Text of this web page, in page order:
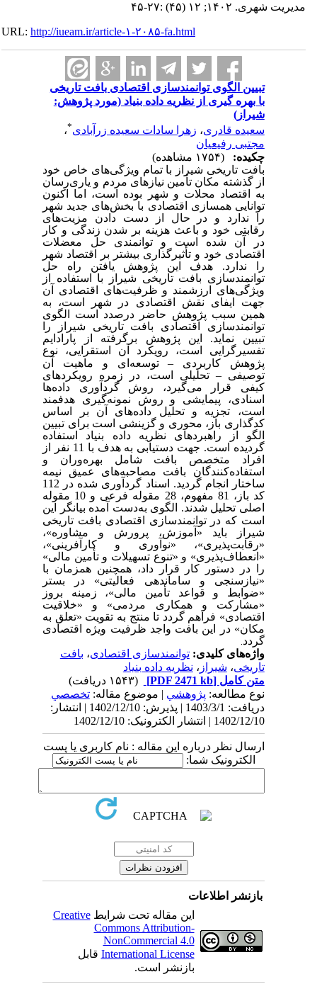
مدیریت شهری. ۱۴۰۲; ۱۲ (۴۵) :۲۷-۴۵
URL:http://iueam.ir/article-۱-۲۰۸۵-fa.html
تبیین الگوی توانمندسازی اقتصادی بافت تاریخی
با بهره گیری از نظریه داده بنیاد (مورد پژوهش:
شیراز)
سعیده قادری،زهرا سادات سعیده زرآبادی* ،
مجتبی رفیعیان
چکیده:
بافت تاریخی شیراز با تمام ویژگی‌های خاص خود
از گذشته مکان تأمین نیازهای مردم و یاری‌رسان
به اقتصاد محلات و شهر بوده است، اما اکنون
توانایی همسازی اقتصادی با بخش‌های جدید شهر
را ندارد و در حال از دست دادن مزیت‌های
رقابتی خود و باعث هزینه بر شدن زندگی و کار
در آن شده است و توانمندی حل معضلات
اقتصادی خود و تأثیرگذاری بیشتر بر اقتصاد شهر
را ندارد. هدف این پژوهش یافتن راه حل
توانمندسازی بافت تاریخی شیراز با استفاده از
ویژگی‌های ارزشمند و ظرفیت‌های اقتصادی آن
جهت ایفای نقش اقتصادی در شهر است، به
همین سبب پژوهش حاضر درصدد است الگوی
توانمندسازی اقتصادی بافت تاریخی شیراز را
تبیین نماید. این پژوهش برگرفته از پارادایم
تفسیرگرایی است، رویکرد آن استقرایی، نوع
پژوهش کاربردی
توسعه‌ای و ماهیت آن
توصیفی– تحلیلی است، در زمره رویکردهای
کیفی قرار می‌گیرد،
روش گردآوری داده‌ها
اسنادی، پیمایشی و روش نمونه‌گیری هدفمند
است، تجزیه و تحلیل داده‌های آن بر اساس
کدگذاری باز، محوری و گزینشی استبرای تبیین
الگو از راهبردهای نظریه داده بنیاد استفاده
گردیده است. جهت دستیابی به هدف با 11 نفر از
افراد متخصص بافت شامل بهره‌وران و
استفاده‌کنندگان بافت مصاحبه‌های عمیق نیمه
ساختار انجام گردید. اسناد گردآوری شده در 112
کد باز، 81 مفهوم، 28 مقوله فرعی و 10 مقوله
اصلی تحلیل شدند. الگوی به‌دست آمده بیانگر این
است کهدر توانمندسازی اقتصادی بافت تاریخی
شیراز باید «آموزش، پرورش و مشاوره»،
«رقابت‌پذیری»، «نوآوری و کارآفرینی»،
«انعطاف‌پذیری» و «تنوع تسهیلات و تأمین مالی»
را در دستور کار قرار داد، همچنین همزمان با
«نیازسنجی و ساماندهی فعالیتی» در بستر
«ضوابط و قواعد تأمین مالی»، زمینه بروز
«مشارکت و همکاری مردمی» و «خلاقیت
اقتصادی» فراهم گردد تا منتج به تقویت «تعلق به
مکان» در این بافت واجد ظرفیت ویژه اقتصادی
گردد.
واژه‌های کلیدی:توانمندسازی اقتصادی،بافت
تاریخی،شیراز ، نظریه داده بنیاد
متن کامل[PDF 2471 kb]
نوع مطالعه:پژوهشي| موضوع مقاله:تخصصي
دریافت: 1403/3/1 | پذیرش: 1402/12/10 | انتشار:
1402/12/10 | انتشار الکترونیک: 1402/12/10
ارسال نظر درباره این مقاله : نام کاربری یا پست
الکترونیک شما:
بازنشر اطلاعات
این مقاله تحت شرایطCreative
Commons Attribution-
NonCommercial 4.0
International Licenseقابل
بازنشر است.